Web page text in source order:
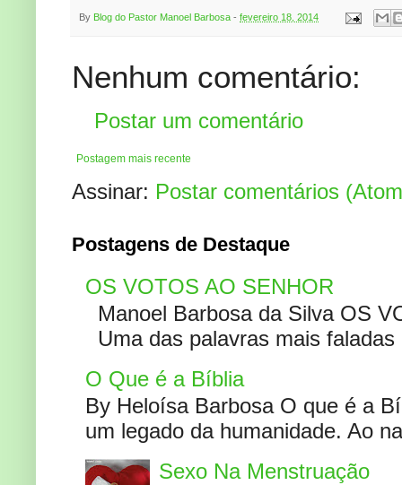
By Blog do Pastor Manoel Barbosa - fevereiro 18, 2014
Nenhum comentário:
Postar um comentário
Postagem mais recente
Assinar: Postar comentários
Postagens de Destaque
OS VOTOS AO SENHOR
Manoel Barbosa da Silva OS
Uma das palavras mais
O Que é a Bíblia
By Heloísa Barbosa O que é a
um legado da humanidade. Ao
Sexo Na Menstruação